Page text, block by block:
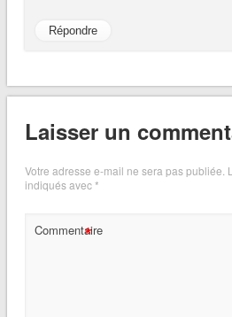
Répondre
Laisser un
Votre adresse e-mail ne sera pas publiée.
indiqués avec*
Commentaire
*